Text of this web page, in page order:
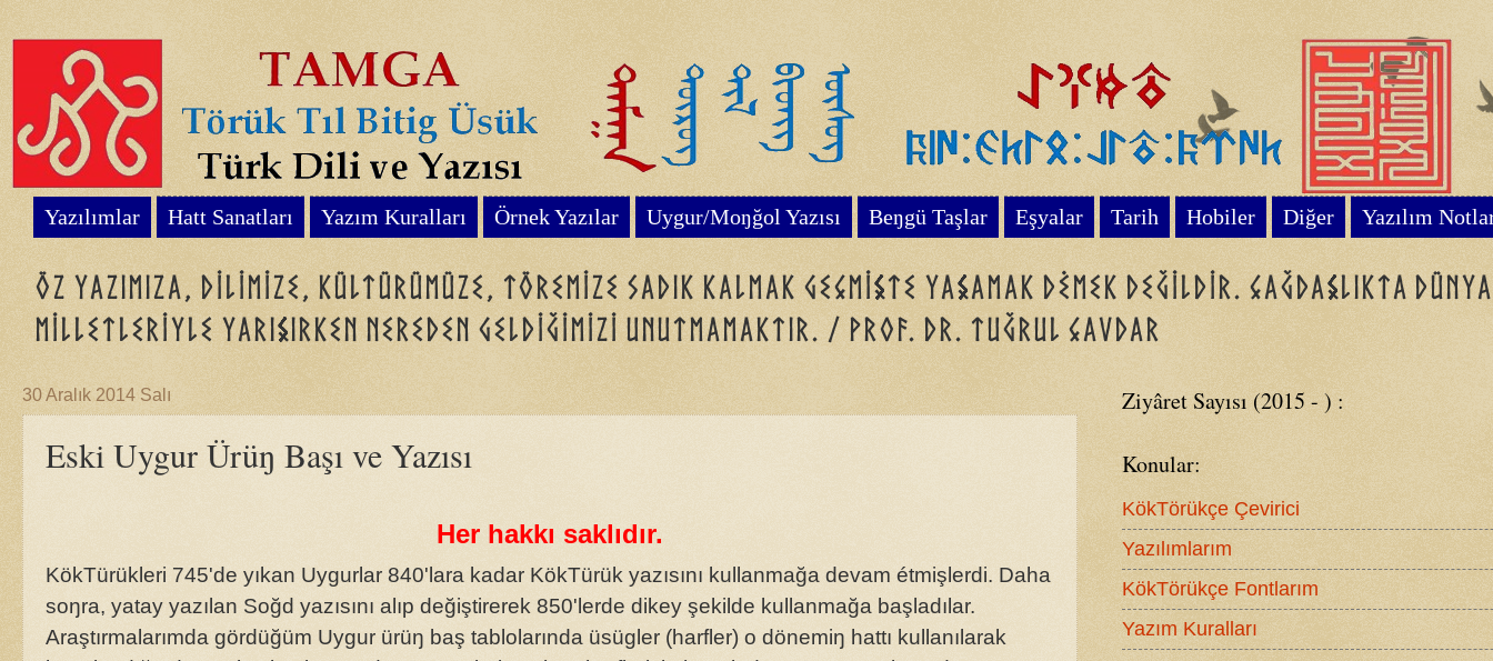
Yazılımlar Hatt Sanatları Yazım Kuralları Örnek Yazılar Uygur/Moŋğol Yazısı Beŋgü Taşlar Eşyalar Tarih Hobiler Diğer Yazılım
Öz yazımıza, dilimize, kültürümüze, töremize sadık kalmak geçmişte yaşamak dėmek değildir. Çağdaşlıkta dünya
milletleriyle yarışırken nereden geldiğimizi unutmamaktır. / Prof. Dr. Tuğrul Çavdar
30 Aralık 2014 Salı
Eski Uygur Ürüŋ Başı ve Yazısı
Her hakkı saklıdır.
KökTürükleri 745'de yıkan Uygurlar 840'lara kadar KökTürük yazısını kullanmağa devam étmişlerdi. Daha
soŋra, yatay yazılan Soğd yazısını alıp değiştirerek 850'lerde dikey şekilde kullanmağa başladılar.
Araştırmalarımda gördüğüm Uygur ürüŋ baş tablolarında üsügler (harfler) o dönemiŋ hattı kullanılarak
Ziyâret Sayısı (2015 - ) :
Konular:
KökTörükçe Çevirici
Yazılımlarım
KökTörükçe Fontlarım
Yazım Kuralları